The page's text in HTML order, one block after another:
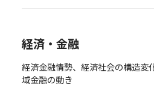
経済・金融
経済金融情勢、経済社会の構造変
域金融の動き